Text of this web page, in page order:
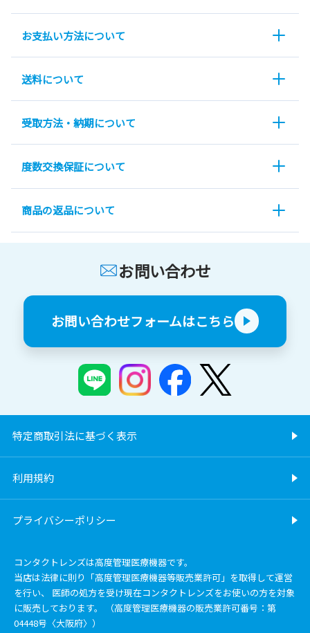
お支払い方法について
送料について
受取方法・納期について
度数交換保証について
商品の返品について
お問い合わせ
お問い合わせフォームはこちら
特定商取引法に基づく表示
利用規約
プライバシーポリシー
コンタクトレンズは高度管理医療機器です。
当店は法律に則り「高度管理医療機器等販売業許可」を取得して運営
を行い、 医師の処方を受け現在コンタクトレンズをお使いの方を対象
に販売しております。 （高度管理医療機器の販売業許可番号：第
04448号〈大阪府〉）